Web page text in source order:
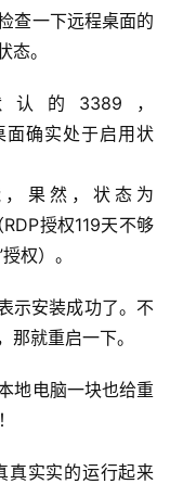
查一下远程桌面的
。
的3389，
确实处于启用状
果然，状态为
授权119天不够
权）。
示安装成功了。不
就重启一下。
地电脑一块也给重
真实实的运行起来